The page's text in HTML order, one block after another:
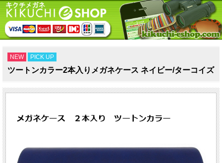
NEW PICK UP
ツートンカラー2本入りメガネケース ネイビー/ターコイズ